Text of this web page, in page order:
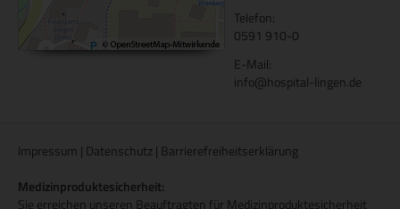
Telefon:
0591 910-0
E-Mail:
info@hospital-lingen.de
Impressum | Datenschutz| Barrierefreiheitserklärung
Medizinproduktesicherheit:
Sie erreichen unseren Beauftragten für Medizinproduktesicherheit